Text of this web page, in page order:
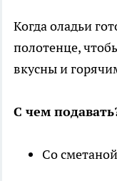
Когда оладьи
полотенце,
вкусны и
С чем
Со